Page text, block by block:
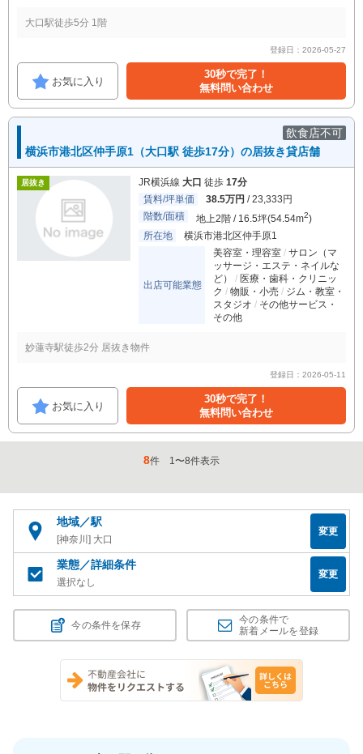
大口駅徒歩5分 1階
登録日：2026-05-27
お気に入り
30秒で完了！
無料問い合わせ
飲食店不可
横浜市港北区仲手原1（大口駅 徒歩17分）の居抜き貸店舗
居抜き JR横浜線 大口 徒歩 17分
賃料/坪単価
38.5万円 / 23,333円
階数/面積
地上2階 / 16.5坪(54.54m2)
所在地
横浜市港北区仲手原1
出店可能業態
美容室・理容室
サロン（マ
ッサージ・エステ・ネイルな
ど）
医療・歯科・クリニッ
ク
物販・小売
ジム・教室・
スタジオ
その他サービス・
その他
妙蓮寺駅徒歩2分 居抜き物件
登録日：2026-05-11
お気に入り
30秒で完了！
無料問い合わせ
8件 1〜8件表示
地域／駅
[神奈川] 大口
変更
業態／詳細条件
選択なし
変更
今の条件を保存
今の条件で
新着メールを登録